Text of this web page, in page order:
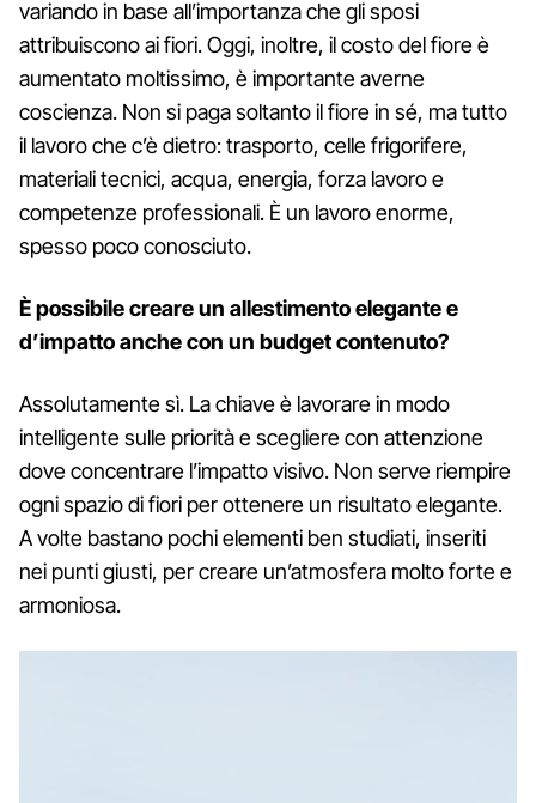
variando in base all’importanza che gli sposi
attribuiscono ai fiori. Oggi, inoltre, il costo del fiore è
aumentato moltissimo, è importante averne
coscienza. Non si paga soltanto il fiore in sé, ma tutto
il lavoro che c’è dietro: trasporto, celle frigorifere,
materiali tecnici, acqua, energia, forza lavoro e
competenze professionali. È un lavoro enorme,
spesso poco conosciuto.
È possibile creare un allestimento elegante e
d’impatto anche con un budget contenuto?
Assolutamente sì. La chiave è lavorare in modo
intelligente sulle priorità e scegliere con attenzione
dove concentrare l’impatto visivo. Non serve riempire
ogni spazio di fiori per ottenere un risultato elegante.
A volte bastano pochi elementi ben studiati, inseriti
nei punti giusti, per creare un’atmosfera molto forte e
armoniosa.